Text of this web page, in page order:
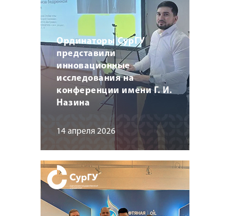
Ординаторы СурГУ
представили
инновационные
исследования на
конференции имени Г. И.
Назина
14 апреля 2026